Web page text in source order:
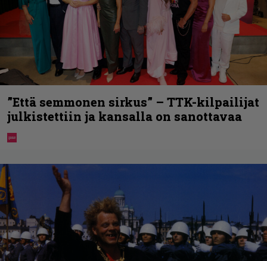
”Että semmonen sirkus” – TTK-kilpailijat
julkistettiin ja kansalla on sanottavaa